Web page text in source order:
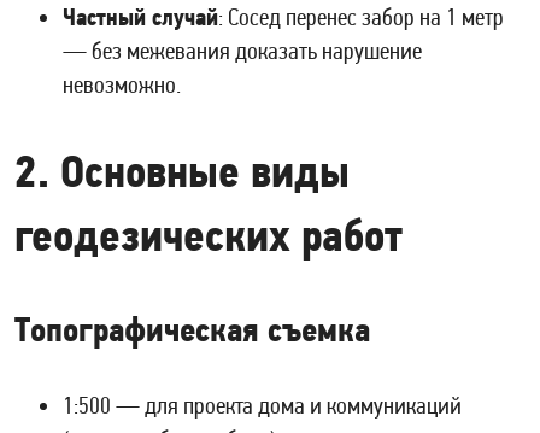
Частный случай: Сосед перенес забор на 1 метр
— без межевания доказать нарушение
невозможно.
2. Основные виды
геодезических работ
Топографическая съемка
1:500 — для проекта дома и коммуникаций